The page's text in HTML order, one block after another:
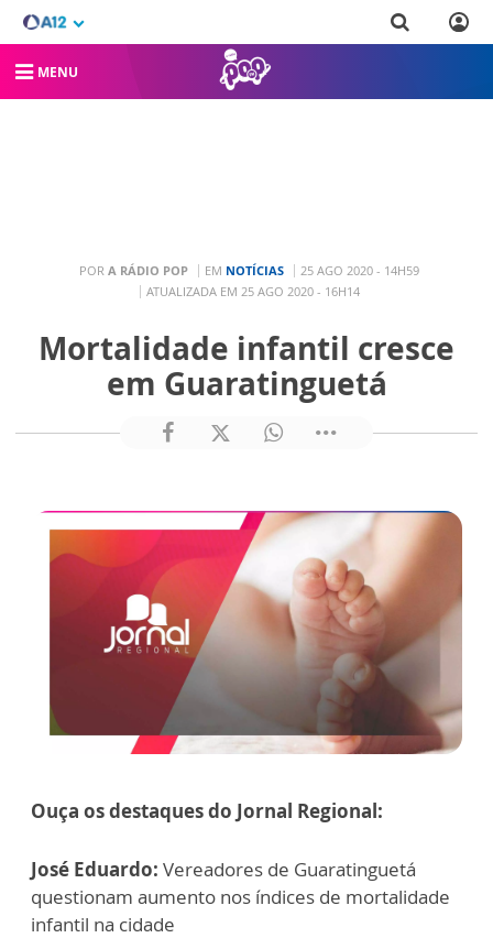
MENU
POR A RÁDIO POP EM NOTÍCIAS
25 AGO 2020 - 14H59
ATUALIZADA EM 25 AGO 2020 - 16H14
Mortalidade infantil cresce
em Guaratinguetá
Ouça os destaques do Jornal Regional:
José Eduardo: Vereadores de Guaratinguetá
questionam aumento nos índices de mortalidade
infantil na cidade